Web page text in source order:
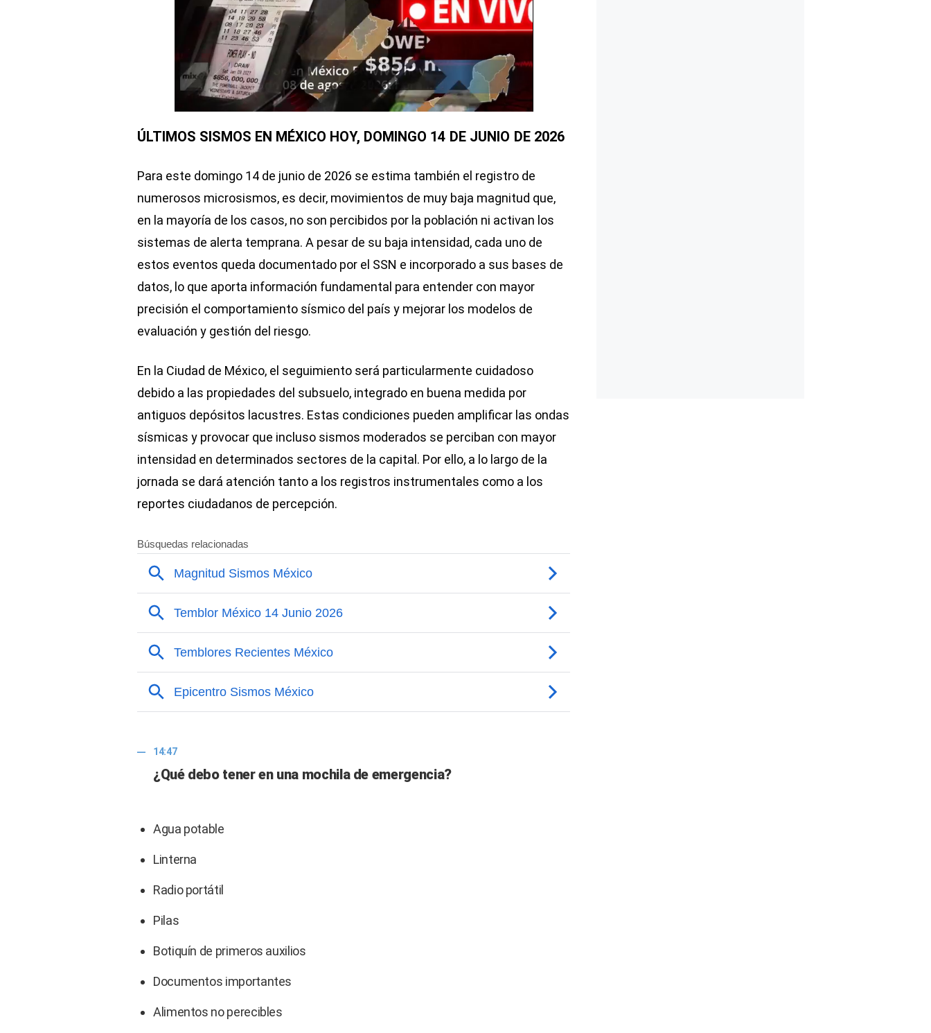
ÚLTIMOS SISMOS EN MÉXICO HOY, DOMINGO 14 DE JUNIO DE 2026
Para este domingo 14 de junio de 2026 se estima también el registro de
numerosos microsismos, es decir, movimientos de muy baja magnitud que,
en la mayoría de los casos, no son percibidos por la población ni activan los
sistemas de alerta temprana. A pesar de su baja intensidad, cada uno de
estos eventos queda documentado por el SSN e incorporado a sus bases de
datos, lo que aporta información fundamental para entender con mayor
precisión el comportamiento sísmico del país y mejorar los modelos de
evaluación y gestión del riesgo.
En la Ciudad de México, el seguimiento será particularmente cuidadoso
debido a las propiedades del subsuelo, integrado en buena medida por
antiguos depósitos lacustres. Estas condiciones pueden amplificar las ondas
sísmicas y provocar que incluso sismos moderados se perciban con mayor
intensidad en determinados sectores de la capital. Por ello, a lo largo de la
jornada se dará atención tanto a los registros instrumentales como a los
reportes ciudadanos de percepción.
14:47
¿Qué debo tener en una mochila de emergencia?
Agua potable
Linterna
Radio portátil
Pilas
Botiquín de primeros auxilios
Documentos importantes
Alimentos no perecibles